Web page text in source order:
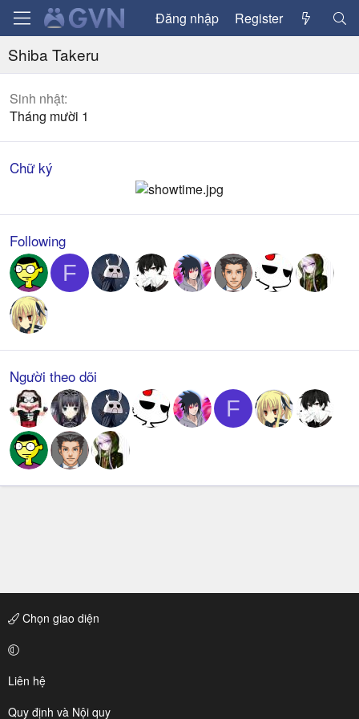
Đăng nhập Register
Shiba Takeru
Sinh nhật
Tháng mười 1
Chữ ký
Following
F
Người theo dõi
F
Chọn giao diện
Liên hệ
Quy định và Nội quy